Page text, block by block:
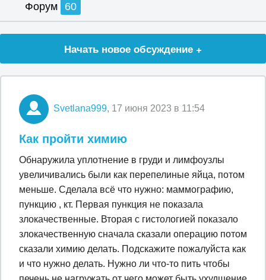
Форум 60
Начать новое обсуждение +
Svetlana999, 17 июня 2023 в 11:54
Как пройти химию
Обнаружила уплотнение в груди и лимфоузлы
увеличивались были как перепелиные яйца, потом
меньше. Сделала всё что нужно: маммографию,
пункцию , кт. Первая пункция не показала
злокачественные. Вторая с гистологией показало
злокачественную сначала сказали операцию потом
сказали химию делать. Подскажите пожалуйста как
и что нужно делать. Нужно ли что-то пить чтобы